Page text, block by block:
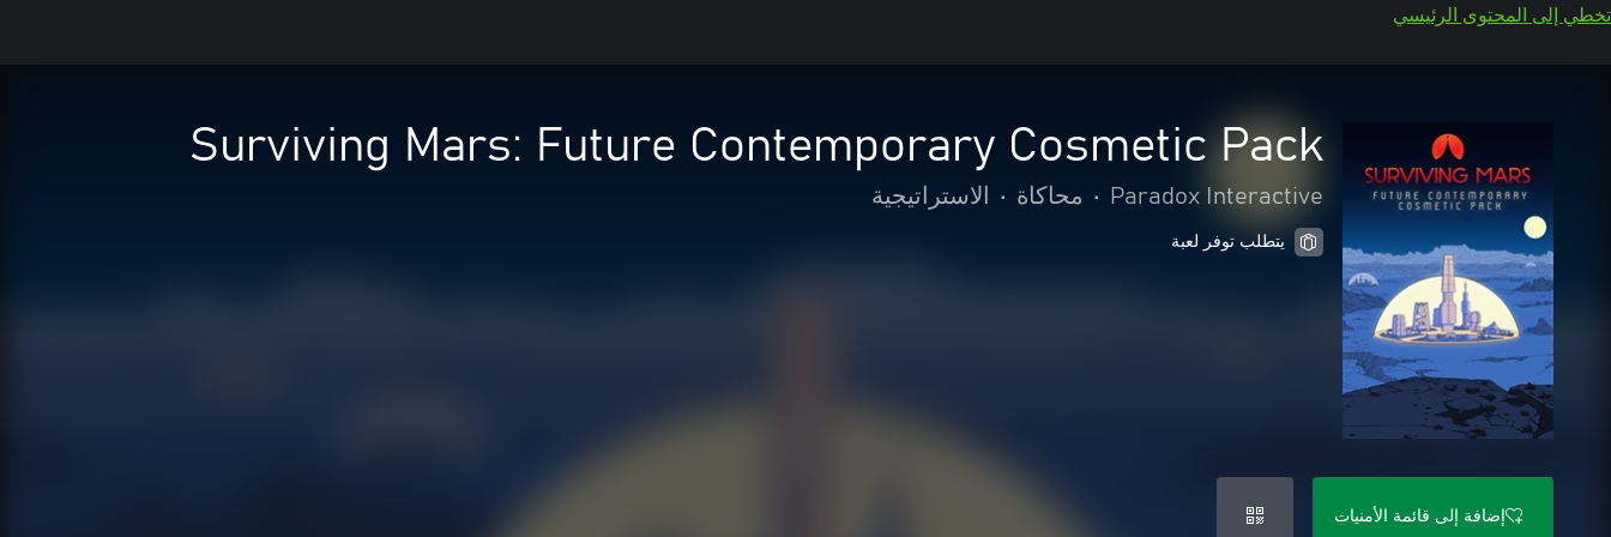
تخطي إلى المحتوى الرئيسي
Surviving Mars: Future Contemporary Cosmetic Pack
Paradox Interactive
• محاكاة • الاستراتيجية
يتطلب توفر لعبة
إضافة إلى قائمة الأمنيات